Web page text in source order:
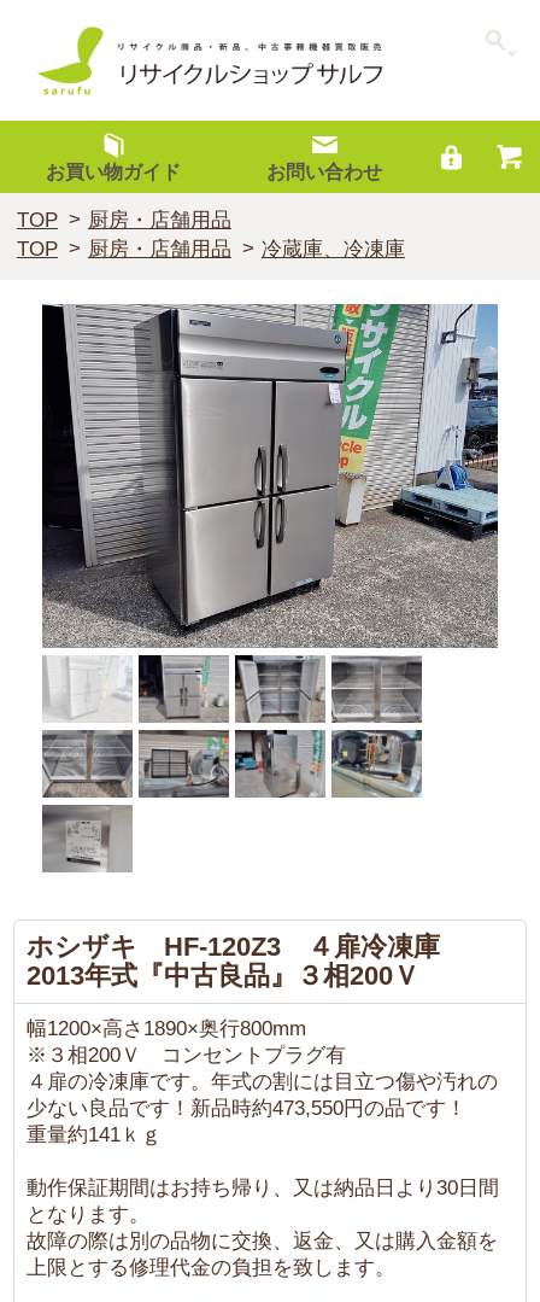
お買い物ガイド お問い合わせ
TOP
厨房・店舗用品
TOP
厨房・店舗用品 冷蔵庫、冷凍庫
ホシザキ HF-120Z3 ４扉冷凍庫
2013年式『中古良品』３相200Ｖ
幅1200×高さ1890×奥行800mm
※３相200Ｖ コンセントプラグ有
４扉の冷凍庫です。年式の割には目立つ傷や汚れの
少ない良品です！新品時約473,550円の品です！
重量約141ｋｇ
動作保証期間はお持ち帰り、又は納品日より30日間
となります。
故障の際は別の品物に交換、返金、又は購入金額を
上限とする修理代金の負担を致します。